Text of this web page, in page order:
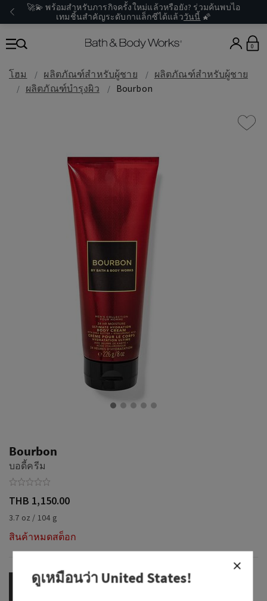
🚀💫 พร้อมสำหรับภารกิจครั้งใหม่แล้วหรือยัง? ร่วมค้นพบไอ
เทมชิ้นสำคัญระดับกาแล็กซีได้แล้ววันนี้ 🌠
0
โฮม ผลิตภัณฑ์สำหรับผู้ชาย
ผลิตภัณฑ์สำหรับผู้ชาย
ผลิตภัณฑ์บำรุงผิว
Bourbon
Bourbon
บอดี้ครีม
THB 1,150.00
3.7 oz / 104 g
สินค้าหมดสต็อก
OUT OF STOCK
ดูเหมือนว่าUnited States!